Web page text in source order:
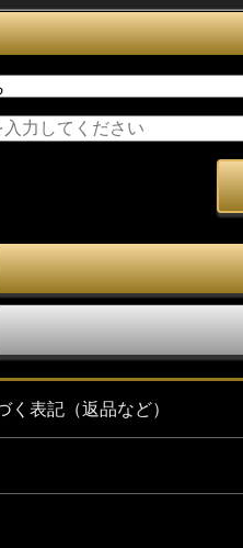
く表記（返品など）